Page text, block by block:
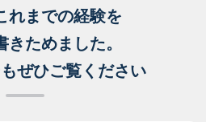
れまでの経験を
きためました。
ぜひご覧ください